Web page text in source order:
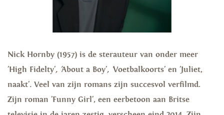
Nick Hornby (1957) is de sterauteur van onder meer
'High Fidelty', ' About a Boy', ' Voetbalkoorts' en 'Juliet,
naakt'. Veel van zijn romans zijn succesvol verfilmd.
Zijn roman 'Funny Girl', een eerbetoon aan Britse